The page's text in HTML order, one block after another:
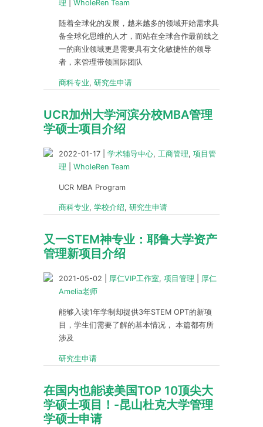
理
WholeRen Team
随着全球化的发展，越来越多的领域开始需求具
备全球化思维的人才，而站在全球合作最前线之
一的商业领域更是需要具有文化敏捷性的领导
者，来管理带领国际团队
商科专业, 研究生申请
UCR加州大学河滨分校MBA管理
学硕士项目介绍
2022-01-17 学术辅导中心, 工商管理, 项目管
理
WholeRen Team
UCR MBA Program
商科专业, 学校介绍, 研究生申请
又一STEM神专业：耶鲁大学资产
管理新项目介绍
2021-05-02 厚仁VIP工作室, 项目管理
厚仁
Amelia老师
能够入读1年学制却提供3年STEM OPT的新项
目，学生们需要了解的基本情况， 本篇都有所
涉及
研究生申请
在国内也能读美国TOP 10顶尖大
学硕士项目！-昆山杜克大学管理
学硕士申请